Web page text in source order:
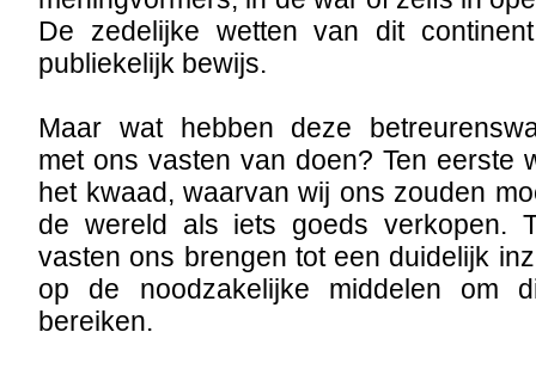
De zedelijke wetten van dit
publiekelijk bewijs.
Maar wat hebben deze
met ons vasten van doen? Ten eerste
het kwaad, waarvan wij ons zouden
de wereld als iets goeds verkopen.
vasten ons brengen tot een duidelijk
op de noodzakelijke middelen om
bereiken.